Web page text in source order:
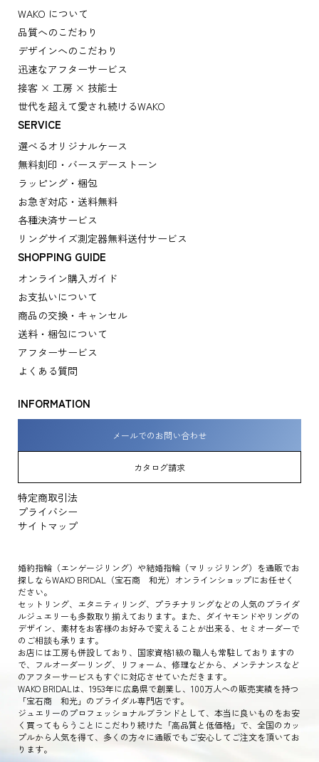
WAKO について
品質へのこだわり
デザインへのこだわり
迅速なアフターサービス
接客 × 工房 × 技能士
世代を超えて愛され続けるWAKO
SERVICE
選べるオリジナルケース
無料刻印・バースデーストーン
ラッピング・梱包
お急ぎ対応・送料無料
各種決済サービス
リングサイズ測定器無料送付サービス
SHOPPING GUIDE
オンライン購入ガイド
お支払いについて
商品の交換・キャンセル
送料・梱包について
アフターサービス
よくある質問
INFORMATION
メールでのお問い合わせ
カタログ請求
特定商取引法
プライバシー
サイトマップ
婚約指輪（エンゲージリング）や結婚指輪（マリッジリング）を通販でお
探しならWAKO BRIDAL（宝石商 和光）オンラインショップにお任せく
ださい。
セットリング、エタニティリング、プラチナリングなどの人気のブライダ
ルジュエリーも多数取り揃えております。また、ダイヤモンドやリングの
デザイン、素材をお客様のお好みで変えることが出来る、セミオーダーで
のご相談も承ります。
お店には工房も併設しており、国家資格1級の職人も常駐しておりますの
で、フルオーダーリング、リフォーム、修理などから、メンテナンスなど
のアフターサービスもすぐに対応させていただきます。
WAKO BRIDALは、1953年に広島県で創業し、100万人への販売実績を持つ
「宝石商 和光」のブライダル専門店です。
ジュエリーのプロフェッショナルブランドとして、本当に良いものをお安
く買ってもらうことにこだわり続けた「高品質と低価格」で、全国のカッ
プルから人気を得て、多くの方々に通販でもご安心してご注文を頂いてお
ります。